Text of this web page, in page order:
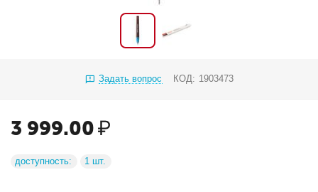
Задать вопрос КОД: 1903473
3 999.00₽
доступность: 1 шт.